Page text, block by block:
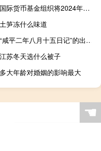
国际货币基金组织将2024年全球GDP增长预期从3%下调至2.9%
土笋冻什么味道
“咸平二年八月十五日记”的出处是哪里
江苏冬天选什么被子
多大年龄对婚姻的影响最大
☚